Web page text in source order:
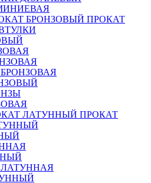
БРОНЗОВЫЙ ПРОКАТ
ЛАТУННЫЙ ПРОКАТ